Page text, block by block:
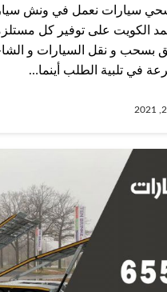
سيارات نعمل في ونش
الكويت على توفير كل
بسحب و نقل السيارات و
في تلبية الطلب أينما…